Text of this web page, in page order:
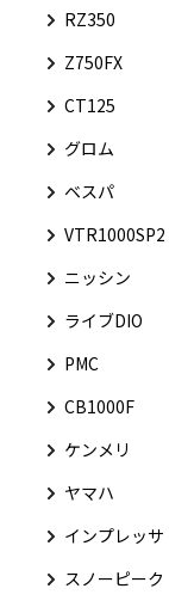
RZ350
Z750FX
CT125
グロム
ベスパ
VTR1000SP2
ニッシン
ライブDIO
PMC
CB1000F
ケンメリ
ヤマハ
インプレッサ
スノーピーク